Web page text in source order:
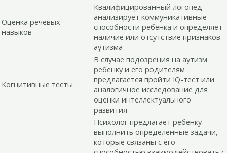
Оценка речевых
навыков
Квалифицированный логопед
анализирует коммуникативные
способности ребенка и определяет
наличие или отсутствие признаков
аутизма
Когнитивные тесты
В случае подозрения на аутизм
ребенку и его родителям
предлагается пройти IQ-тест или
аналогичное исследование для
оценки интеллектуального
развития
Психолог предлагает ребенку
выполнить определенные задачи,
которые связаны с его